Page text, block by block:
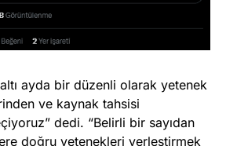
ayda bir düzenli olarak yetenek
ve kaynak tahsisi
dedi. “Belirli bir sayıdan
doğru yetenekleri yerleştirmek